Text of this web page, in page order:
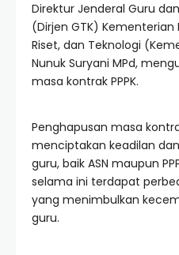
Direktur Jenderal Guru
(Dirjen GTK) Kementerian
Riset, dan Teknologi
Nunuk Suryani MPd,
masa kontrak PPPK.
Penghapusan masa
menciptakan keadilan
guru, baik ASN maupun
selama ini terdapat
yang menimbulkan
guru.